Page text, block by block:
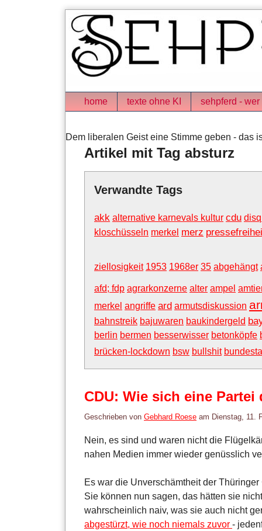
Navigation
home texte ohne KI sehpferd - wer
Dem liberalen Geist eine Stimme geben - das
Artikel mit Tag absturz
Verwandte Tags
akk alternative karnevals kultur cdu
kloschüsseln merkel merz
ziellosigkeit 1953 1968er 35 abgehängt
afd; fdp agrarkonzerne alter ampel
merkel angriffe ard armutsdiskussion
bahnstreik bajuwaren baukindergeld
berlin bermen besserwisser betonköpfe
brücken-lockdown bsw bullshit
CDU: Wie sich eine Partei
Geschrieben von Gebhard Roese am Dienstag, 11.
Nein, es sind und waren nicht die
nahen Medien immer wieder genüsslich
Es war die Unverschämtheit der
Sie können nun sagen, das hätten sie
wahrscheinlich naiv, was sie auch nicht
abgestürzt, wie noch niemals zuvor -